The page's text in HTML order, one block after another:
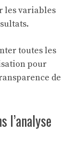
les variables
toutes les
pour
de
l’analyse